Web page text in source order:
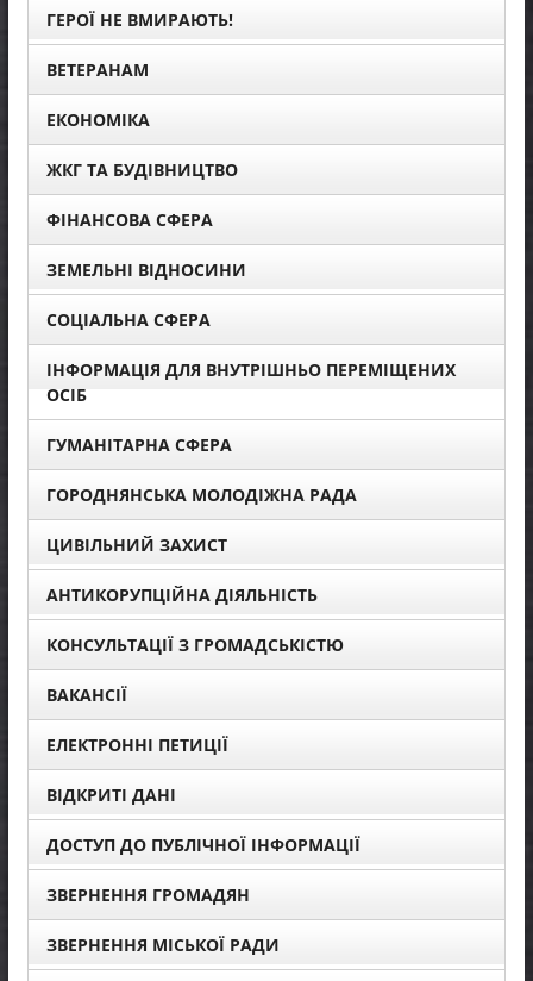
ГЕРОЇ НЕ ВМИРАЮТЬ!
ВЕТЕРАНАМ
ЕКОНОМІКА
ЖКГ ТА БУДІВНИЦТВО
ФІНАНСОВА СФЕРА
ЗЕМЕЛЬНІ ВІДНОСИНИ
СОЦІАЛЬНА СФЕРА
ІНФОРМАЦІЯ ДЛЯ ВНУТРІШНЬО ПЕРЕМІЩЕНИХ
ОСІБ
ГУМАНІТАРНА СФЕРА
ГОРОДНЯНСЬКА МОЛОДІЖНА РАДА
ЦИВІЛЬНИЙ ЗАХИСТ
АНТИКОРУПЦІЙНА ДІЯЛЬНІСТЬ
КОНСУЛЬТАЦІЇ З ГРОМАДСЬКІСТЮ
ВАКАНСІЇ
ЕЛЕКТРОННІ ПЕТИЦІЇ
ВІДКРИТІ ДАНІ
ДОСТУП ДО ПУБЛІЧНОЇ ІНФОРМАЦІЇ
ЗВЕРНЕННЯ ГРОМАДЯН
ЗВЕРНЕННЯ МІСЬКОЇ РАДИ